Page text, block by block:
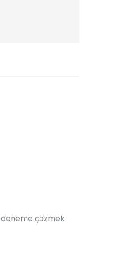
deneme çözmek